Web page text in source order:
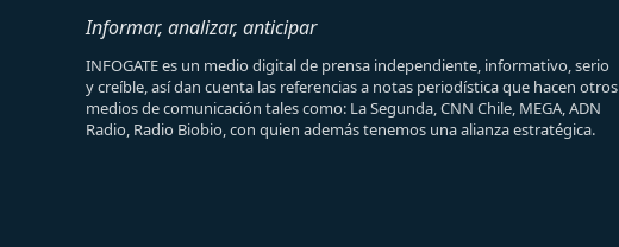
Informar, analizar, anticipar
INFOGATE es un medio digital de prensa independiente, informativo, serio
y creíble, así dan cuenta las referencias a notas periodística que hacen otros
medios de comunicación tales como: La Segunda, CNN Chile, MEGA, ADN
Radio, Radio Biobio, con quien además tenemos una alianza estratégica.